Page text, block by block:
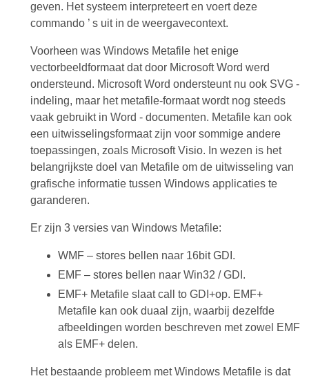
geven. Het systeem interpreteert en voert deze
commando ’ s uit in de weergavecontext.
Voorheen was Windows Metafile het enige
vectorbeeldformaat dat door Microsoft Word werd
ondersteund. Microsoft Word ondersteunt nu ook SVG -
indeling, maar het metafile-formaat wordt nog steeds
vaak gebruikt in Word - documenten. Metafile kan ook
een uitwisselingsformaat zijn voor sommige andere
toepassingen, zoals Microsoft Visio. In wezen is het
belangrijkste doel van Metafile om de uitwisseling van
grafische informatie tussen Windows applicaties te
garanderen.
Er zijn 3 versies van Windows Metafile:
WMF – stores bellen naar 16bit GDI.
EMF – stores bellen naar Win32 / GDI.
EMF+ Metafile slaat call to GDI+op. EMF+
Metafile kan ook duaal zijn, waarbij dezelfde
afbeeldingen worden beschreven met zowel EMF
als EMF+ delen.
Het bestaande probleem met Windows Metafile is dat